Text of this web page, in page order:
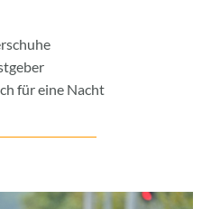
für eine Nacht